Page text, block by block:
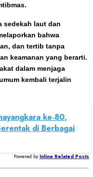
sedekah laut dan
bahwa
dan tertib tanpa
keamanan yang berarti.
dalam menjaga
kembali terjalin
ke‑80,
di Berbagai
Powered by Inline Related Posts